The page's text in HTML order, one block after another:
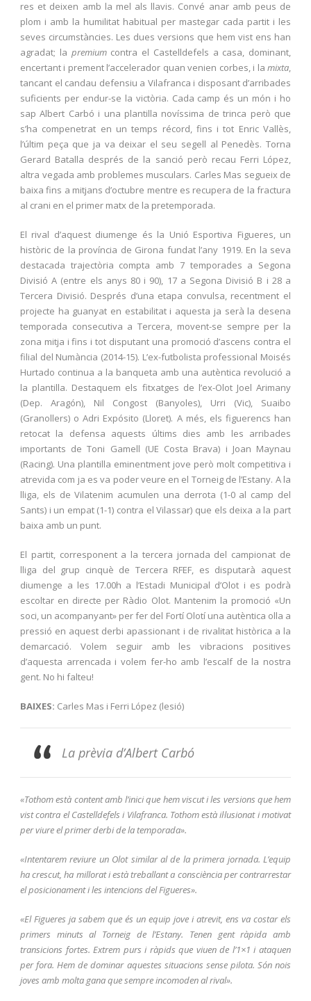
res et deixen amb la mel als llavis. Convé anar amb peus de
plom i amb la humilitat habitual per mastegar cada partit i les
seves circumstàncies. Les dues versions que hem vist ens han
agradat; la premiumcontra el Castelldefels a casa, dominant,
encertant i prement l’accelerador quan venien corbes, i la mixta,
tancant el candau defensiu a Vilafranca i disposant d’arribades
suficients per endur-se la victòria. Cada camp és un món i ho
sap Albert Carbó i una plantilla novíssima de trinca però que
s’ha compenetrat en un temps récord, fins i tot Enric Vallès,
l’últim peça que ja va deixar el seu segell al Penedès. Torna
Gerard Batalla després de la sanció però recau Ferri López,
altra vegada amb problemes musculars. Carles Mas segueix de
baixa fins a mitjans d’octubre mentre es recupera de la fractura
al crani en el primer matx de la pretemporada.
El rival d’aquest diumenge és la Unió Esportiva Figueres, un
històric de la província de Girona fundat l’any 1919. En la seva
destacada trajectòria compta amb 7 temporades a Segona
Divisió A (entre els anys 80 i 90), 17 a Segona Divisió B i 28 a
Tercera Divisió. Després d’una etapa convulsa, recentment el
projecte ha guanyat en estabilitat i aquesta ja serà la desena
temporada consecutiva a Tercera, movent-se sempre per la
zona mitja i fins i tot disputant una promoció d’ascens contra el
filial del Numància (2014-15). L’ex-futbolista professional Moisés
Hurtado continua a la banqueta amb una autèntica revolució a
la plantilla. Destaquem els fitxatges de l’ex-Olot Joel Arimany
(Dep. Aragón), Nil Congost (Banyoles), Urri (Vic), Suaibo
(Granollers) o Adri Expósito (Lloret). A més, els figuerencs han
retocat la defensa aquests últims dies amb les arribades
importants de Toni Gamell (UE Costa Brava) i Joan Maynau
(Racing). Una plantilla eminentment jove però molt competitiva i
atrevida com ja es va poder veure en el Torneig de l’Estany. A la
lliga, els de Vilatenim acumulen una derrota (1-0 al camp del
Sants) i un empat (1-1) contra el Vilassar) que els deixa a la part
baixa amb un punt.
El partit, corresponent a la tercera jornada del campionat de
lliga del grup cinquè de Tercera RFEF, es disputarà aquest
diumenge a les 17.00h a l’Estadi Municipal d’Olot i es podrà
escoltar en directe per Ràdio Olot. Mantenim la promoció «Un
soci, un acompanyant» per fer del Fortí Olotí una autèntica olla a
pressió en aquest derbi apassionant i de rivalitat històrica a la
demarcació. Volem seguir amb les vibracions positives
d’aquesta arrencada i volem fer-ho amb l’escalf de la nostra
gent. No hi falteu!
BAIXES: Carles Mas i Ferri López (lesió)
La prèvia d’Albert Carbó
«Tothom està content amb l’inici que hem viscut i les versions que hem
vist contra el Castelldefels i Vilafranca. Tothom està il·lusionat i motivat
per viure el primer derbi de la temporada».
«Intentarem reviure un Olot similar al de la primera jornada. L’equip
ha crescut, ha millorat i està treballant a consciència per contrarrestar
el posicionament i les intencions del Figueres».
«El Figueres ja sabem que és un equip jove i atrevit, ens va costar els
primers minuts al Torneig de l’Estany. Tenen gent ràpida amb
transicions fortes. Extrem purs i ràpids que viuen de l’1×1 i ataquen
per fora. Hem de dominar aquestes situacions sense pilota. Són nois
joves amb molta gana que sempre incomoden al rival».